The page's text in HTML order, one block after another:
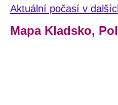
Aktuální počasí v
Mapa Kladsko,